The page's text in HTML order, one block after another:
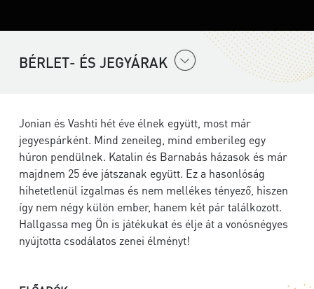
BÉRLET- ÉS JEGYÁRAK
Jonian és Vashti hét éve élnek együtt, most már
jegyespárként. Mind zeneileg, mind emberileg egy
húron pendülnek. Katalin és Barnabás házasok és már
majdnem 25 éve játszanak együtt. Ez a hasonlóság
hihetetlenül izgalmas és nem mellékes tényező, hiszen
így nem négy külön ember, hanem két pár találkozott.
Hallgassa meg Ön is játékukat és élje át a vonósnégyes
nyújtotta csodálatos zenei élményt!